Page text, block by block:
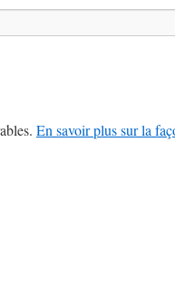
En savoir plus sur la